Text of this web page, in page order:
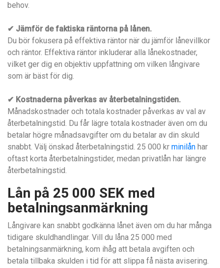
behov.
✔ Jämför de faktiska räntorna på lånen.
Du bör fokusera på effektiva räntor när du jämför lånevillkor
och räntor. Effektiva räntor inkluderar alla lånekostnader,
vilket ger dig en objektiv uppfattning om vilken långivare
som är bäst för dig.
✔ Kostnaderna påverkas av återbetalningstiden.
Månadskostnader och totala kostnader påverkas av val av
återbetalningstid. Du får lägre totala kostnader även om du
betalar högre månadsavgifter om du betalar av din skuld
snabbt. Välj önskad återbetalningstid. 25 000 kr minilån har
oftast korta återbetalningstider, medan privatlån har längre
återbetalningstid.
Lån på 25 000 SEK med
betalningsanmärkning
Långivare kan snabbt godkänna lånet även om du har många
tidigare skuldhandlingar. Vill du låna 25 000 med
betalningsanmärkning, kom ihåg att betala avgiften och
betala tillbaka skulden i tid för att slippa få nästa avisering.